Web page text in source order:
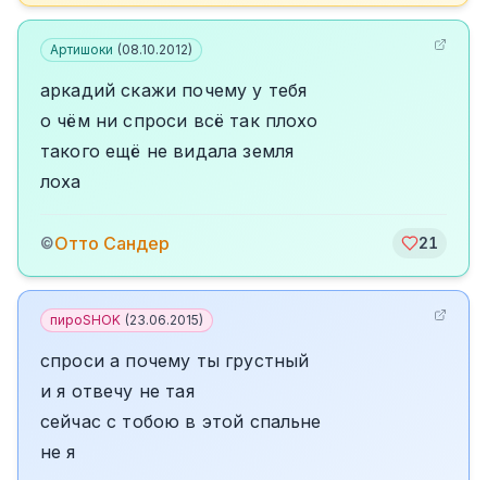
Артишоки (08.10.2012)
аркадий скажи почему у тебя
о чём ни спроси всё так плохо
такого ещё не видала земля
лоха
©Отто Сандер 21
пироSHOK (23.06.2015)
спроси а почему ты грустный
и я отвечу не тая
сейчас с тобою в этой спальне
не я